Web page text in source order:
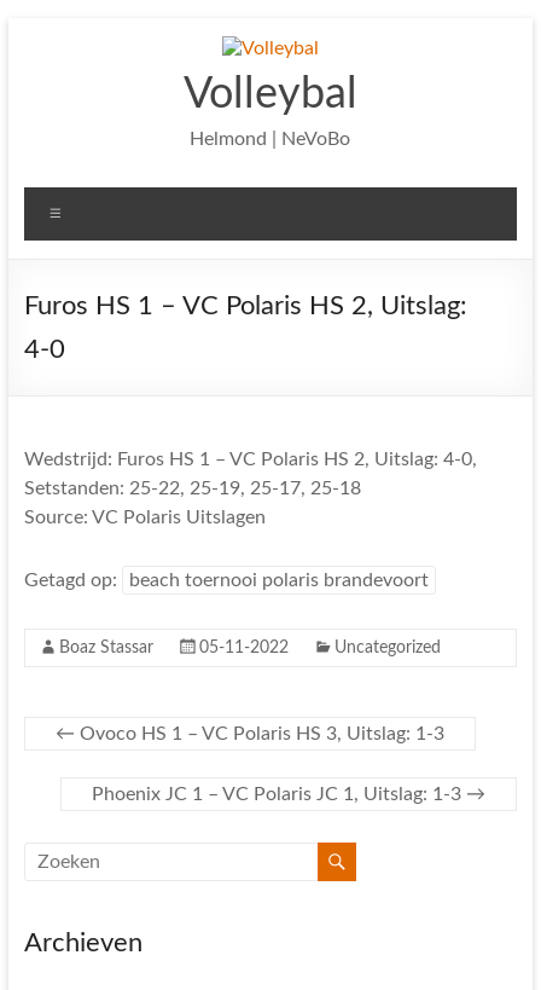
Volleybal
Helmond | NeVoBo
Furos HS 1 – VC Polaris HS 2, Uitslag:
4-0
Wedstrijd: Furos HS 1 – VC Polaris HS 2, Uitslag: 4-0,
Setstanden: 25-22, 25-19, 25-17, 25-18
Source: VC Polaris Uitslagen
Getagd op: beach toernooi polaris brandevoort
Boaz Stassar 05-11-2022 Uncategorized
← Ovoco HS 1 – VC Polaris HS 3, Uitslag: 1-3
Phoenix JC 1 – VC Polaris JC 1, Uitslag: 1-3 →
Archieven